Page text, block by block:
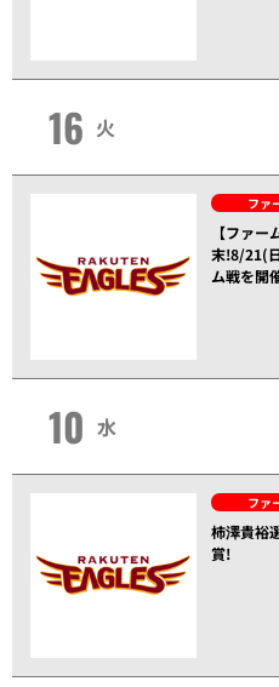
16 火
ファ
【ファ
末!8/21(
ム戦を開
10 水
ファ
柿澤貴裕
賞!